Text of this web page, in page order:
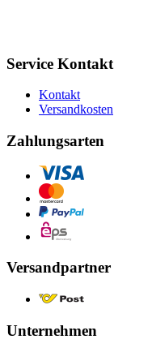
Service Kontakt
Kontakt
Versandkosten
Zahlungsarten
Versandpartner
Unternehmen